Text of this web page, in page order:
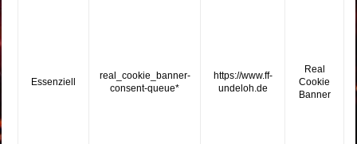
Essenziell
real_cookie_banner-
consent-queue*
https://www.ff-
undeloh.de
Real
Cookie
Banner